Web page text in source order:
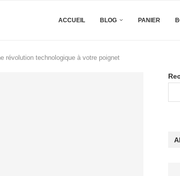
ACCUEIL BLOG PANIER
révolution technologique à votre poignet